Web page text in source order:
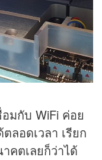
มกับ WiFi ค่อย
ลอดเวลา เรียก
คตเลยก็ว่าได้